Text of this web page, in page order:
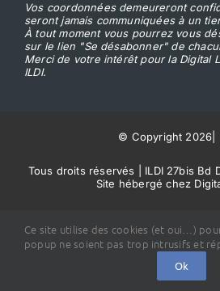
Vos coordonnées demeureront
seront jamais communiquées à un
À tout moment vous pourrez vous
sur le lien "Se désabonner" de
Merci de votre intérêt pour la Digital
ILDI.
© Copyright 2026
Tous droits réservés | ILDI 27bis Bd
Site hébergé chez
Ce site utilise des cookies (et oui…)
popup ne soient pas trop intrusifs et
Ok